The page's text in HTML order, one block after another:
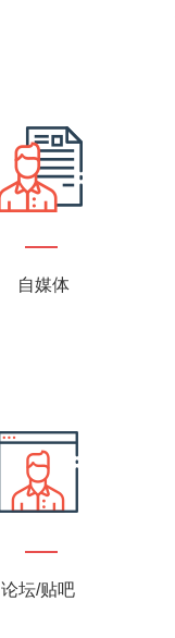
自媒体
论坛/贴吧